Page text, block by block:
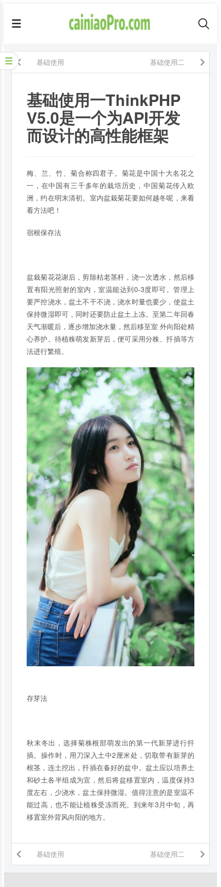
基础使用 基础使用二
基础使用一ThinkPHP
V5.0是一个为API开发
而设计的高性能框架
梅、兰、竹、菊合称四君子。菊花是中国十大名花之
一，在中国有三千多年的栽培历史，中国菊花传入欧
洲，约在明末清初。室内盆栽菊花要如何越冬呢，来看
看方法吧！
宿根保存法
盆栽菊花花谢后，剪除枯老茎杆，浇一次透水，然后移
置有阳光照射的室内，室温能达到0-3度即可。管理上
要严控浇水，盆土不干不浇，浇水时量也要少，使盆土
保持微湿即可，同时还要防止盆土上冻。至第二年回春
天气渐暖后，逐步增加浇水量，然后移至室 外向阳处精
心养护。待植株萌发新芽后，便可采用分株、扦插等方
法进行繁殖。
存芽法
秋末冬出，选择菊株根部萌发出的第一代新芽进行扦
插。操作时，用刀深入土中2厘米处，切取带有新芽的
根茎，连土挖出，扦插在备好的盆中。盆土应以培养土
和砂土各半组成为宜，然后将盆移置室内，温度保持3
度左右，少浇水，盆土保持微湿。值得注意的是室温不
能过高，也不能让植株受冻而死。到来年3月中旬，再
移置室外背风向阳的地方。
基础使用 基础使用二